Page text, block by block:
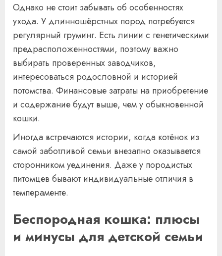
Однако не стоит забывать об особенностях
ухода. У длинношёрстных пород потребуется
регулярный груминг. Есть линии с генетическими
предрасположенностями, поэтому важно
выбирать проверенных заводчиков,
интересоваться родословной и историей
потомства. Финансовые затраты на приобретение
и содержание будут выше, чем у обыкновенной
кошки.
Иногда встречаются истории, когда котёнок из
самой заботливой семьи внезапно оказывается
сторонником уединения. Даже у породистых
питомцев бывают индивидуальные отличия в
темпераменте.
Беспородная кошка: плюсы
и минусы для детской семьи